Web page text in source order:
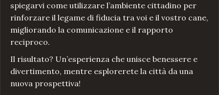
spiegarvi come utilizzare l’ambiente cittadino per
rinforzare il legame di fiducia tra voi e il vostro cane,
migliorando la comunicazione e il rapporto
reciproco.
Il risultato? Un’esperienza che unisce benessere e
divertimento, mentre esplorerete la città da una
nuova prospettiva!